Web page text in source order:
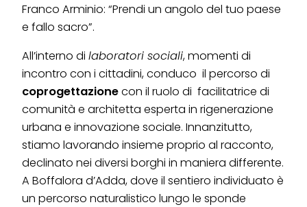
Franco Arminio: “Prendi un angolo del tuo paese
e fallo sacro”.
All’interno di laboratori sociali, momenti di
incontro con i cittadini, conduco il percorso di
coprogettazionecon il ruolo di facilitatrice di
comunità e architetta esperta in rigenerazione
urbana e innovazione sociale. Innanzitutto,
stiamo lavorando insieme proprio al racconto,
declinato nei diversi borghi in maniera differente.
A Boffalora d’Adda, dove il sentiero individuato è
un percorso naturalistico lungo le sponde